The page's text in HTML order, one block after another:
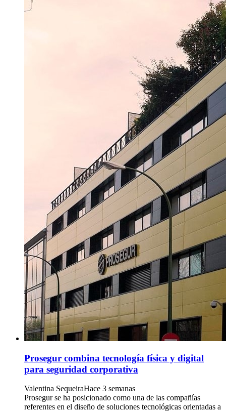
Prosegur combina tecnología física y digital
para seguridad corporativa
Valentina SequeiraHace 3 semanas
Prosegur se ha posicionado como una de las compañías
referentes en el diseño de soluciones tecnológicas orientadas a